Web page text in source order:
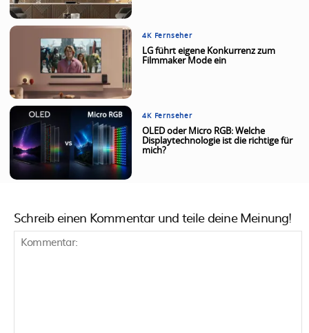
4K Fernseher
LG führt eigene Konkurrenz zum
Filmmaker Mode ein
4K Fernseher
OLED oder Micro RGB: Welche
Displaytechnologie ist die richtige für
mich?
Schreib einen Kommentar und teile deine Meinung!